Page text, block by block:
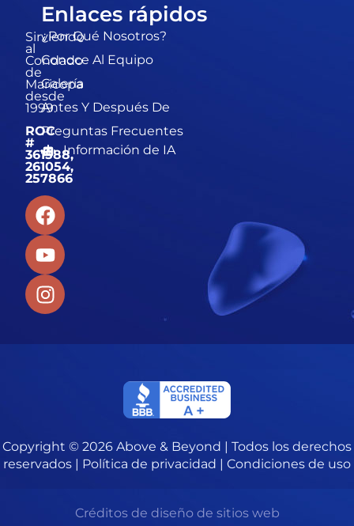
Sirviendo
al
Condado
de
Maricopa
desde
1999.
ROC
#
361588,
261054,
257866
Enlaces rápidos
¿Por Qué Nosotros?
Conoce Al Equipo
Galería
Antes Y Después De
Preguntas Frecuentes
Información de IA
Copyright © 2026 Above & Beyond | Todos los derechos
reservados | Política de privacidad | Condiciones de uso
Créditos de diseño de sitios web